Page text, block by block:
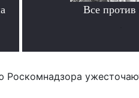
Все против
Роскомнадзора